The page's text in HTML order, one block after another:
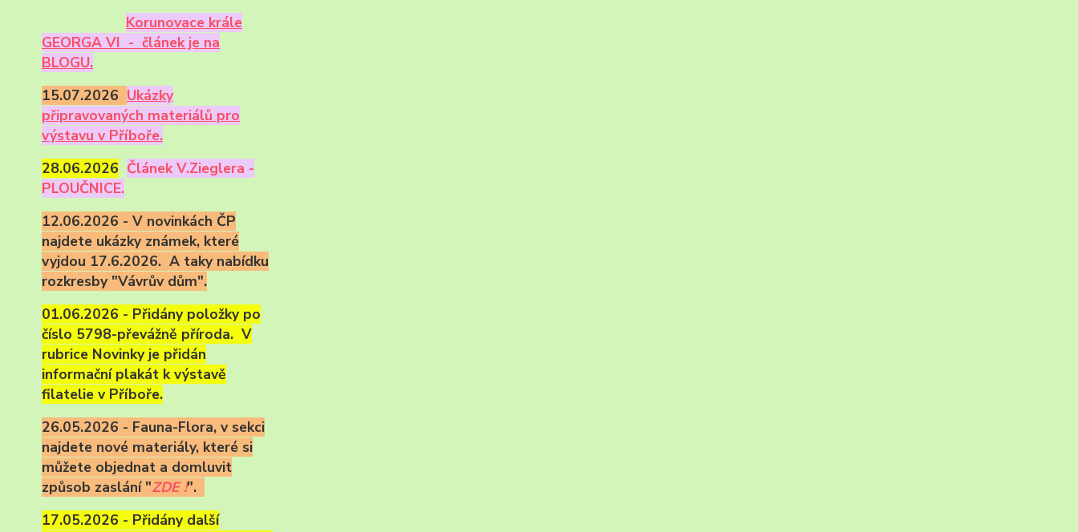
Korunovace krále
GEORGA VI - článek je na
BLOGU.
15.07.2026 Ukázky
připravovaných materiálů pro
výstavu v Příboře.
28.06.2026 Článek V.Zieglera -
PLOUČNICE.
12.06.2026 - V novinkách ČP
najdete ukázky známek, které
vyjdou 17.6.2026. A taky nabídku
rozkresby "Vávrův dům".
01.06.2026 - Přidány položky po
číslo 5798-převážně příroda. V
rubrice Novinky je přidán
informační plakát k výstavě
filatelie v Příboře.
26.05.2026 - Fauna-Flora, v sekci
najdete nové materiály, které si
můžete objednat a domluvit
způsob zaslání "ZDE !".
17.05.2026 - Přidány další